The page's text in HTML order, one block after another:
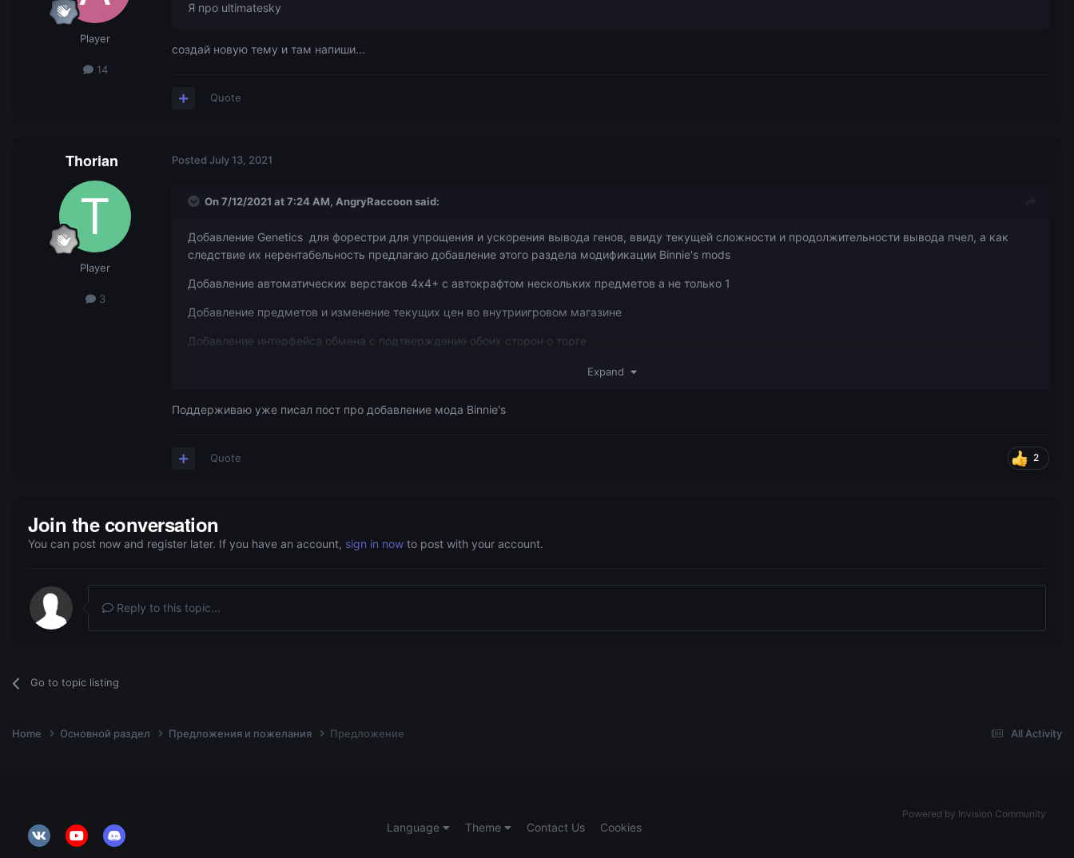
Player
14
Я про ultimatesky
создай новую тему и там напиши...
Quote
Thorian
Player
3
Posted July 13, 2021
On 7/12/2021 at 7:24 AM, AngryRaccoonsaid:
Добавление Genetics для форестри для упрощения и ускорения вывода генов, ввиду текущей сложности и продолжительности вывода пчел, а как
следствие их нерентабельность предлагаю добавление этого раздела модификации Binnie's mods
Добавление автоматических верстаков 4х4+ с автокрафтом нескольких предметов а не только 1
Добавление предметов и изменение текущих цен во внутриигровом магазине
Добавление интерфейса обмена с подтверждение обоих сторон о торге
Добавление автоматизации для QED
Expand
Поддерживаю уже писал пост про добавление мода Binnie's
2
Quote
Join the conversation
You can post now and register later. If you have an account, sign in now to post with your account.
Reply to this topic...
Go to topic listing
All Activity
Home Основной раздел Предложения и пожелания Предложение
Language Theme Contact Us Cookies
Powered by Invision Community